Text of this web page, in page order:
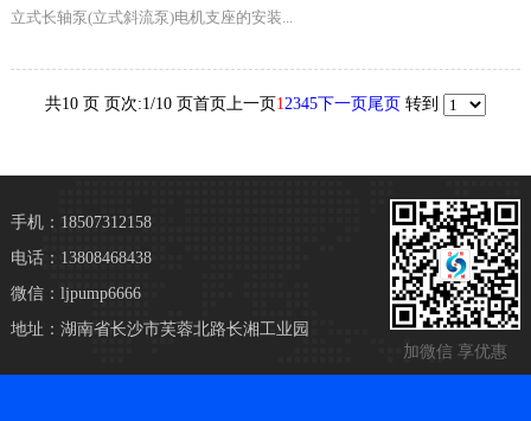
立式长轴泵(立式斜流泵)电机支座的安装...
共10 页 页次:1/10 页首页上一页12345下一页尾页 转到
加微信 享优惠
手机：18507312158
电话：13808468438
微信：ljpump6666
地址：湖南省长沙市芙蓉北路长湘工业园